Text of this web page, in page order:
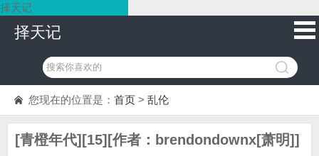
择天记
择天记
您现在的位置是： 首页 > 乱伦
[青橙年代][15][作者：brendondownx[萧明]]